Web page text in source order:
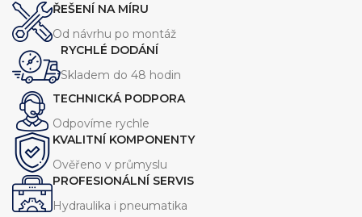
kvalitu a kompatibilitu s dalšími
komponenty.
ŘEŠENÍ NA MÍRU
Od návrhu po montáž
RYCHLÉ DODÁNÍ
Skladem do 48 hodin
TECHNICKÁ PODPORA
Odpovíme rychle
KVALITNÍ KOMPONENTY
Ověřeno v průmyslu
PROFESIONÁLNÍ SERVIS
Hydraulika i pneumatika